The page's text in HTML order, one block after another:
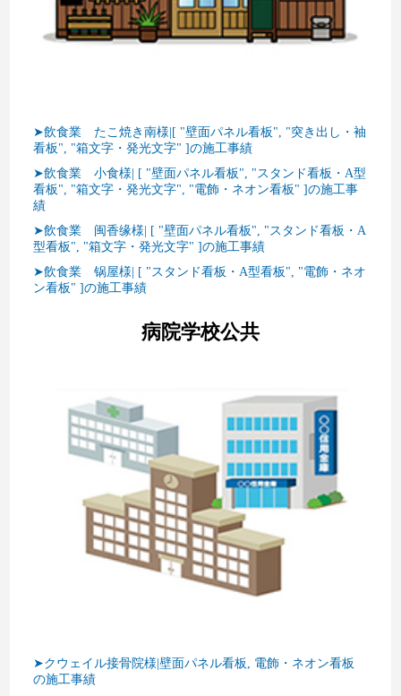
➤飲食業 たこ焼き南様|[ "壁面パネル看板", "突き出し・袖
看板", "箱文字・発光文字" ]の施工事績
➤飲食業 小食様| [ "壁面パネル看板", "スタンド看板・A型
看板", "箱文字・発光文字", "電飾・ネオン看板" ]の施工事
績
➤飲食業 闽香缘様| [ "壁面パネル看板", "スタンド看板・A
型看板", "箱文字・発光文字" ]の施工事績
➤飲食業 锅屋様| [ "スタンド看板・A型看板", "電飾・ネオ
ン看板" ]の施工事績
病院学校公共
➤クウェイル接骨院様|壁面パネル看板, 電飾・ネオン看板
の施工事績